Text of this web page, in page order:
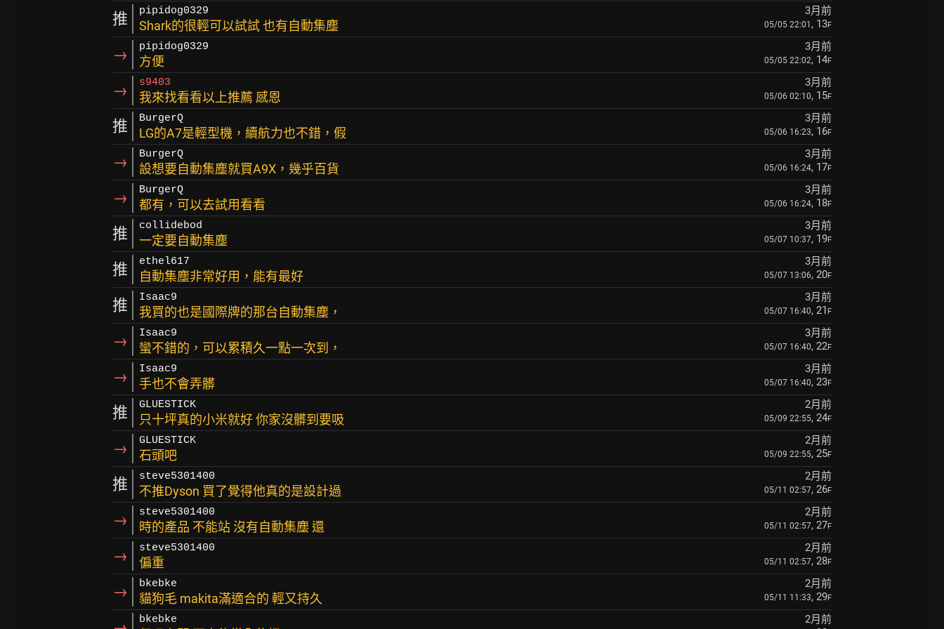
推 pipidog0329 3月前
Shark的很輕可以試試 也有自動集塵 05/05 22:01 , 13F
→ pipidog0329 3月前
方便 05/05 22:02, 14F
→ s9403 3月前
我來找看看以上推薦 感恩 05/06 02:10, 15F
推 BurgerQ 3月前
LG的A7是輕型機，續航力也不錯，假 05/06 16:23, 16F
→ BurgerQ 3月前
設想要自動集塵就買A9X，幾乎百貨 05/06 16:24, 17F
→ BurgerQ 3月前
都有，可以去試用看看 05/06 16:24, 18F
推 collidebod 3月前
一定要自動集塵 05/07 10:37, 19F
推 ethel617 3月前
自動集塵非常好用，能有最好 05/07 13:06, 20F
推 Isaac9 3月前
我買的也是國際牌的那台自動集塵， 05/07 16:40, 21 F
→ Isaac9 3月前
蠻不錯的，可以累積久一點一次到， 05/07 16:40, 22F
→ Isaac9 3月前
手也不會弄髒 05/07 16:40, 23F
推 GLUESTICK 2月前
只十坪真的小米就好 你家沒髒到要吸 05/09 22:55, 24F
→ GLUESTICK 2月前
石頭吧 05/09 22:55, 25F
推 steve5301400 2月前
不推Dyson 買了覺得他真的是設計過 05/11 02:57, 26F
→ steve5301400 2月前
時的產品 不能站 沒有自動集塵 還 05/11 02:57, 27F
→ steve5301400 2月前
偏重 05/11 02:57, 28F
→ bkebke 2月前
貓狗毛 makita滿適合的 輕又持久 05/11 11:33, 29F
bkebke 2月前